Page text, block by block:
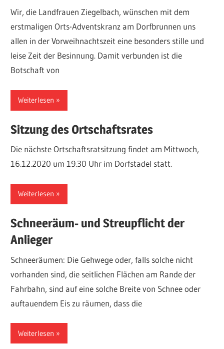
Wir, die Landfrauen Ziegelbach, wünschen mit dem
erstmaligen Orts-Adventskranz am Dorfbrunnen uns
allen in der Vorweihnachtszeit eine besonders stille und
leise Zeit der Besinnung. Damit verbunden ist die
Botschaft von
Weiterlesen
Sitzung des Ortschaftsrates
Die nächste Ortschaftsratsitzung findet am Mittwoch,
16.12.2020 um 19.30 Uhr im Dorfstadel statt.
Weiterlesen
Schneeräum- und Streupflicht der
Anlieger
Schneeräumen: Die Gehwege oder, falls solche nicht
vorhanden sind, die seitlichen Flächen am Rande der
Fahrbahn, sind auf eine solche Breite von Schnee oder
auftauendem Eis zu räumen, dass die
Weiterlesen